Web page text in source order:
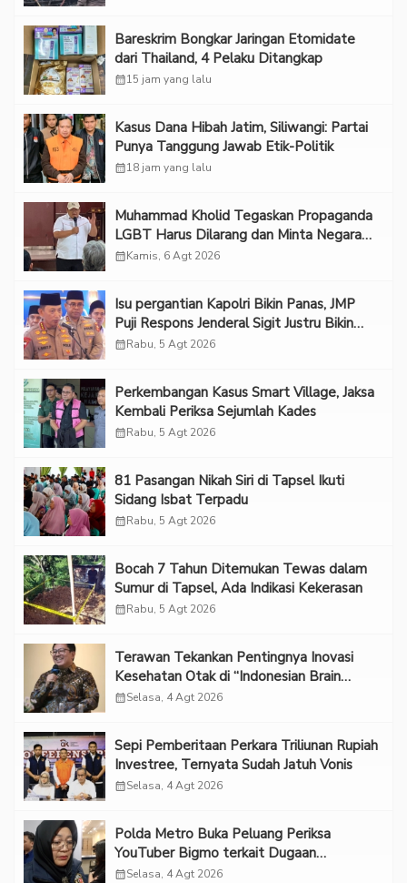
Bareskrim Bongkar Jaringan Etomidate
dari Thailand, 4 Pelaku Ditangkap
calendar_month15 jam yang lalu
Kasus Dana Hibah Jatim, Siliwangi: Partai
Punya Tanggung Jawab Etik-Politik
calendar_month18 jam yang lalu
Muhammad Kholid Tegaskan Propaganda
LGBT Harus Dilarang dan Minta Negara
Melindungi Korban
calendar_monthKamis, 6 Agt 2026
Isu pergantian Kapolri Bikin Panas, JMP
Puji Respons Jenderal Sigit Justru Bikin
“Adem”
calendar_monthRabu, 5 Agt 2026
Perkembangan Kasus Smart Village, Jaksa
Kembali Periksa Sejumlah Kades
calendar_monthRabu, 5 Agt 2026
81 Pasangan Nikah Siri di Tapsel Ikuti
Sidang Isbat Terpadu
calendar_monthRabu, 5 Agt 2026
Bocah 7 Tahun Ditemukan Tewas dalam
Sumur di Tapsel, Ada Indikasi Kekerasan
calendar_monthRabu, 5 Agt 2026
Terawan Tekankan Pentingnya Inovasi
Kesehatan Otak di “Indonesian Brain
Forum 2026 UPN Veteran Jakarta”
calendar_monthSelasa, 4 Agt 2026
Sepi Pemberitaan Perkara Triliunan Rupiah
Investree, Ternyata Sudah Jatuh Vonis
calendar_monthSelasa, 4 Agt 2026
Polda Metro Buka Peluang Periksa
YouTuber Bigmo terkait Dugaan
Eksploitasi Anak
calendar_monthSelasa, 4 Agt 2026